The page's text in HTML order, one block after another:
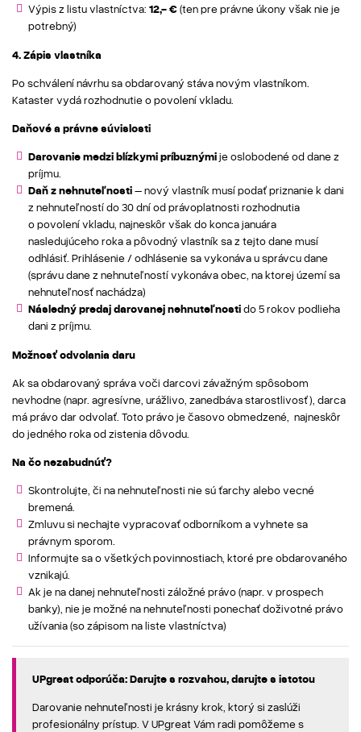
Výpis z listu vlastníctva: 12,- €(ten pre právne úkony však nie je
potrebný)
4. Zápis vlastníka
Po schválení návrhu sa obdarovaný stáva novým vlastníkom.
Kataster vydá rozhodnutie o povolení vkladu.
Daňové a právne súvislosti
Darovanie medzi blízkymi príbuznýmije oslobodené od dane z
príjmu.
Daň z nehnuteľnosti– nový vlastník musí podať priznanie k dani
z nehnuteľností do 30 dní od právoplatnosti rozhodnutia
o povolení vkladu, najneskôr však do konca januára
nasledujúceho roka a pôvodný vlastník sa z tejto dane musí
odhlásiť. Prihlásenie / odhlásenie sa vykonáva u správcu dane
(správu dane z nehnuteľností vykonáva obec, na ktorej území sa
nehnuteľnosť nachádza)
Následný predaj darovanej nehnuteľnostido 5 rokov podlieha
dani z príjmu.
Možnosť odvolania daru
Ak sa obdarovaný správa voči darcovi závažným spôsobom
nevhodne (napr. agresívne, urážlivo, zanedbáva starostlivosť), darca
má právo dar odvolať. Toto právo je časovo obmedzené, najneskôr
do jedného roka od zistenia dôvodu.
Na čo nezabudnúť?
Skontrolujte, či na nehnuteľnosti nie sú ťarchy alebo vecné
bremená.
Zmluvu si nechajte vypracovať odborníkom a vyhnete sa
právnym sporom.
Informujte sa o všetkých povinnostiach, ktoré pre obdarovaného
vznikajú.
Ak je na danej nehnuteľnosti záložné právo (napr. v prospech
banky), nie je možné na nehnuteľnosti ponechať doživotné právo
užívania (so zápisom na liste vlastníctva)
UPgreat odporúča: Darujte s rozvahou, darujte s istotou
Darovanie nehnuteľnosti je krásny krok, ktorý si zaslúži
profesionálny prístup. V UPgreat Vám radi pomôžeme s